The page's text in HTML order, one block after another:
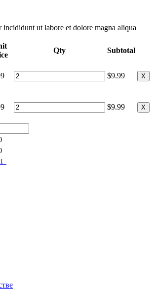
incididunt ut labore et dolore magna aliqua
Qty Subtotal
$9.99 X
$9.99 X